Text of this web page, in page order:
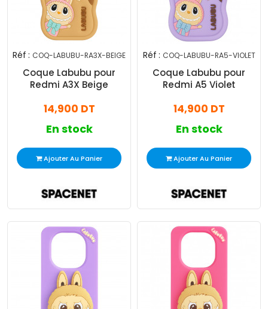
Réf : COQ-LABUBU-RA3X-BEIGE
Coque Labubu pour
Redmi A3X Beige
14,900 DT
En stock
Ajouter Au Panier
Réf : COQ-LABUBU-RA5-VIOLET
Coque Labubu pour
Redmi A5 Violet
14,900 DT
En stock
Ajouter Au Panier